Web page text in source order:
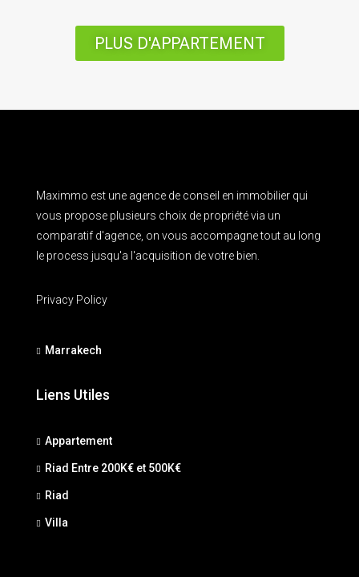
PLUS D'APPARTEMENT
Maximmo est une agence de conseil en immobilier qui
vous propose plusieurs choix de propriété via un
comparatif d'agence, on vous accompagne tout au long
le process jusqu'a l'acquisition de votre bien.
Privacy Policy
Marrakech
Liens Utiles
Appartement
Riad Entre 200K€ et 500K€
Riad
Villa